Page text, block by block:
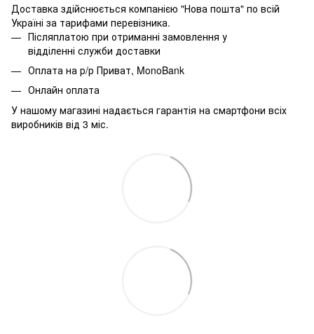
Доставка здійснюється компанією "Нова пошта" по всій
Україні за тарифами перевізника.
Післяплатою при отриманні замовлення у
відділенні служби доставки
Оплата на р/р Приват, MonoBank
Онлайн оплата
У нашому магазині надається гарантія на смартфони всіх
виробників від 3 міс.